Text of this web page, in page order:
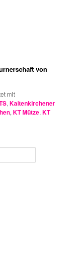
von
mit
,Kaltenkirchener
,KT Mütze,KT